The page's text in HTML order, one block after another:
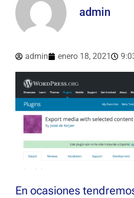
admin
admin enero 18, 2021
En ocasiones